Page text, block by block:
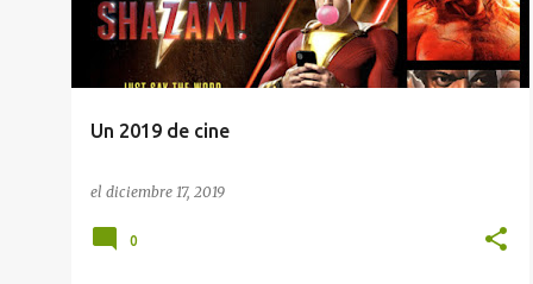
Un 2019 de cine
el diciembre 17, 2019
0